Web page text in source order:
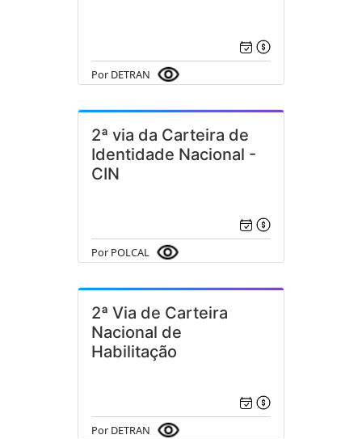
Por DETRAN
2ª via da Carteira de
Identidade Nacional -
CIN
Por POLCAL
2ª Via de Carteira
Nacional de
Habilitação
Por DETRAN